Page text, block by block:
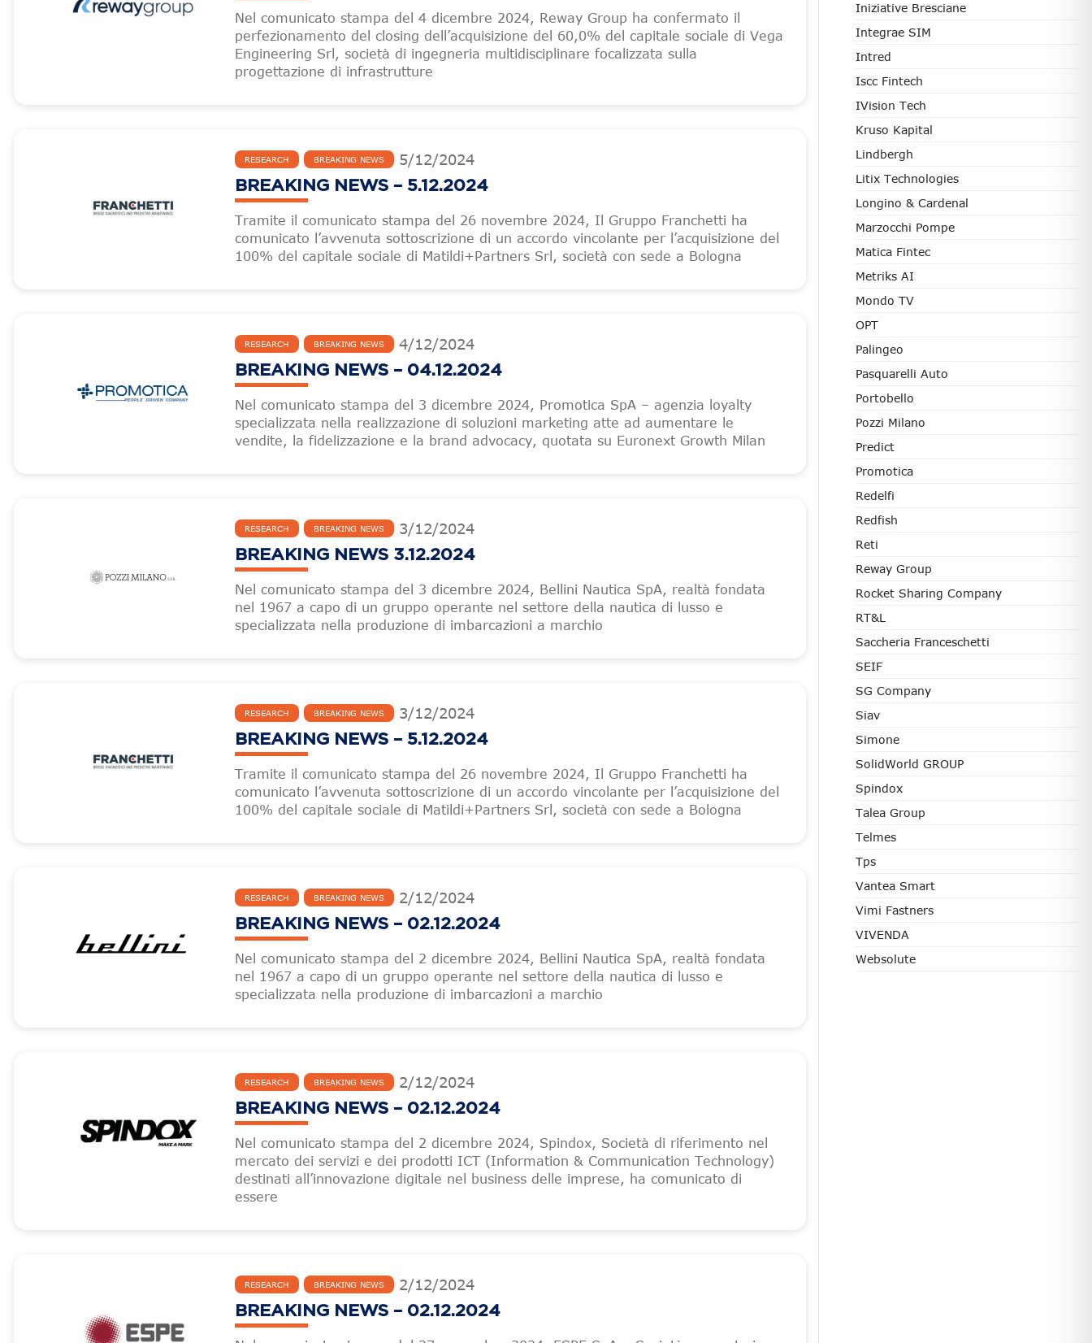
Nel comunicato stampa del 4 dicembre 2024, Reway Group ha confermato il
perfezionamento del closing dell’acquisizione del 60,0% del capitale sociale di Vega
Engineering Srl, società di ingegneria multidisciplinare focalizzata sulla
progettazione di infrastrutture
RESEARCH BREAKING NEWS 5/12/2024
BREAKING NEWS – 5.12.2024
Tramite il comunicato stampa del 26 novembre 2024, Il Gruppo Franchetti ha
comunicato l’avvenuta sottoscrizione di un accordo vincolante per l’acquisizione del
100% del capitale sociale di Matildi+Partners Srl, società con sede a Bologna
RESEARCH BREAKING NEWS 4/12/2024
BREAKING NEWS – 04.12.2024
Nel comunicato stampa del 3 dicembre 2024, Promotica SpA – agenzia loyalty
specializzata nella realizzazione di soluzioni marketing atte ad aumentare le
vendite, la fidelizzazione e la brand advocacy, quotata su Euronext Growth Milan
RESEARCH BREAKING NEWS 3/12/2024
BREAKING NEWS 3.12.2024
Nel comunicato stampa del 3 dicembre 2024, Bellini Nautica SpA, realtà fondata
nel 1967 a capo di un gruppo operante nel settore della nautica di lusso e
specializzata nella produzione di imbarcazioni a marchio
RESEARCH BREAKING NEWS 3/12/2024
BREAKING NEWS – 5.12.2024
Tramite il comunicato stampa del 26 novembre 2024, Il Gruppo Franchetti ha
comunicato l’avvenuta sottoscrizione di un accordo vincolante per l’acquisizione del
100% del capitale sociale di Matildi+Partners Srl, società con sede a Bologna
RESEARCH BREAKING NEWS 2/12/2024
BREAKING NEWS – 02.12.2024
Nel comunicato stampa del 2 dicembre 2024, Bellini Nautica SpA, realtà fondata
nel 1967 a capo di un gruppo operante nel settore della nautica di lusso e
specializzata nella produzione di imbarcazioni a marchio
RESEARCH BREAKING NEWS 2/12/2024
BREAKING NEWS – 02.12.2024
Nel comunicato stampa del 2 dicembre 2024, Spindox, Società di riferimento nel
mercato dei servizi e dei prodotti ICT (Information & Communication Technology)
destinati all’innovazione digitale nel business delle imprese, ha comunicato di
essere
RESEARCH BREAKING NEWS 2/12/2024
BREAKING NEWS – 02.12.2024
Iniziative Bresciane
Integrae SIM
Intred
Iscc Fintech
IVision Tech
Kruso Kapital
Lindbergh
Litix Technologies
Longino & Cardenal
Marzocchi Pompe
Matica Fintec
Metriks AI
Mondo TV
OPT
Palingeo
Pasquarelli Auto
Portobello
Pozzi Milano
Predict
Promotica
Redelfi
Redfish
Reti
Reway Group
Rocket Sharing Company
RT&L
Saccheria Franceschetti
SEIF
SG Company
Siav
Simone
SolidWorld GROUP
Spindox
Talea Group
Telmes
Tps
Vantea Smart
Vimi Fastners
VIVENDA
Websolute